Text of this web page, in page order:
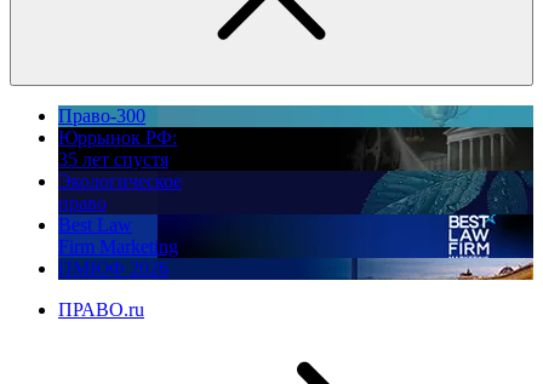
Право-300
Юррынок РФ:
35 лет спустя
Экологическое
право
Best Law
Firm Marketing
ПМЮФ 2026
ПРАВО.ru